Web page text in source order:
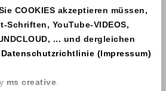
COOKIES akzeptieren müssen,
Schriften, YouTube-VIDEOS,
... und dergleichen
Datenschutzrichtlinie (Impressum)
ms creative